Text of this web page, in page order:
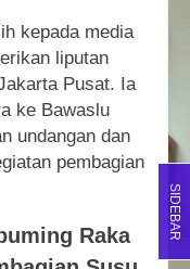
kepada media
liputan
Pusat. Ia
ke Bawaslu
undangan dan
pembagian
Raka
SIDEBAR